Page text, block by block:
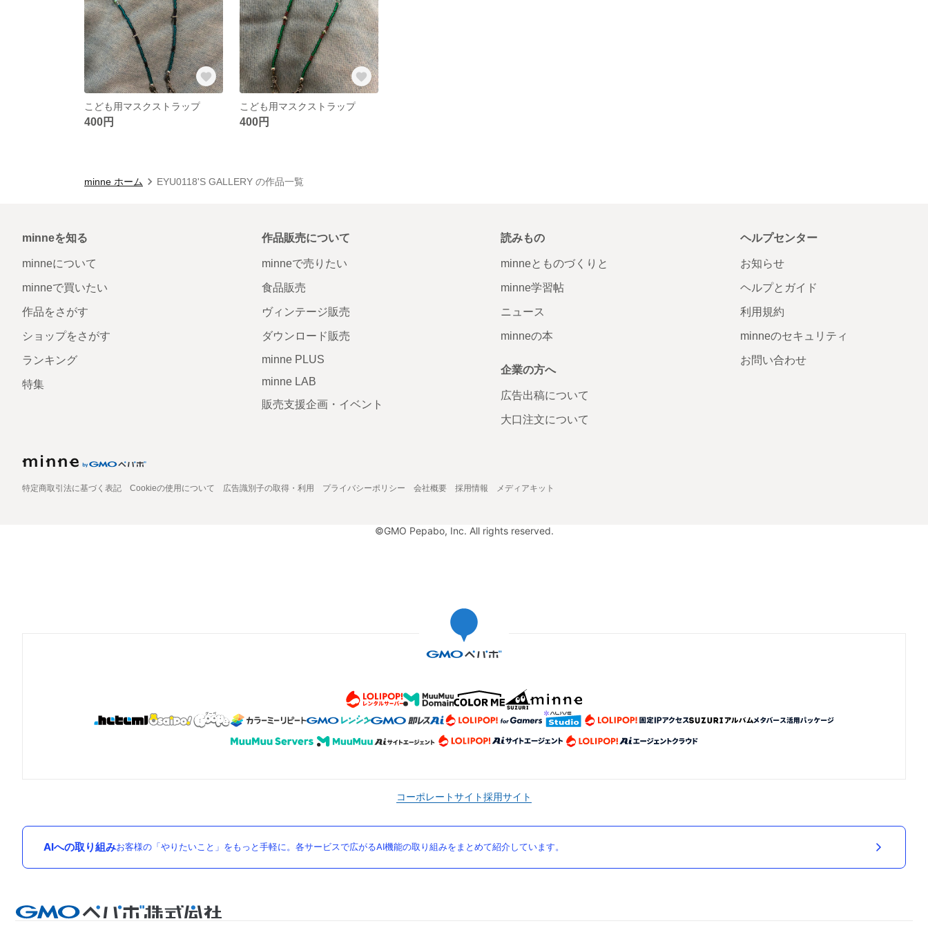
こども用マスクストラップ
400円
こども用マスクストラップ
400円
minne ホーム EYU0118'S GALLERY の作品一覧
minneを知る
minneについて
minneで買いたい
作品をさがす
ショップをさがす
ランキング
特集
作品販売について
minneで売りたい
食品販売
ヴィンテージ販売
ダウンロード販売
minne PLUS
minne LAB
販売支援企画・イベント
読みもの
minneとものづくりと
minne学習帖
ニュース
minneの本
企業の方へ
広告出稿について
大口注文について
ヘルプセンター
お知らせ
ヘルプとガイド
利用規約
minneのセキュリティ
お問い合わせ
特定商取引法に基づく表記 Cookieの使用について 広告識別子の取得・利用 プライバシーポリシー 会社概要 採用情報 メディアキット
©GMO Pepabo, Inc. All rights reserved.
コーポレートサイト採用サイト
AIへの取り組みお客様の「やりたいこと」をもっと手軽に。各サービスで広がるAI機能の取り組みをまとめて紹介しています。